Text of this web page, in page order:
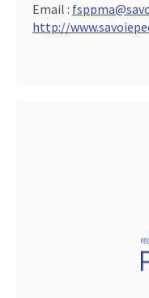
Email :
http://